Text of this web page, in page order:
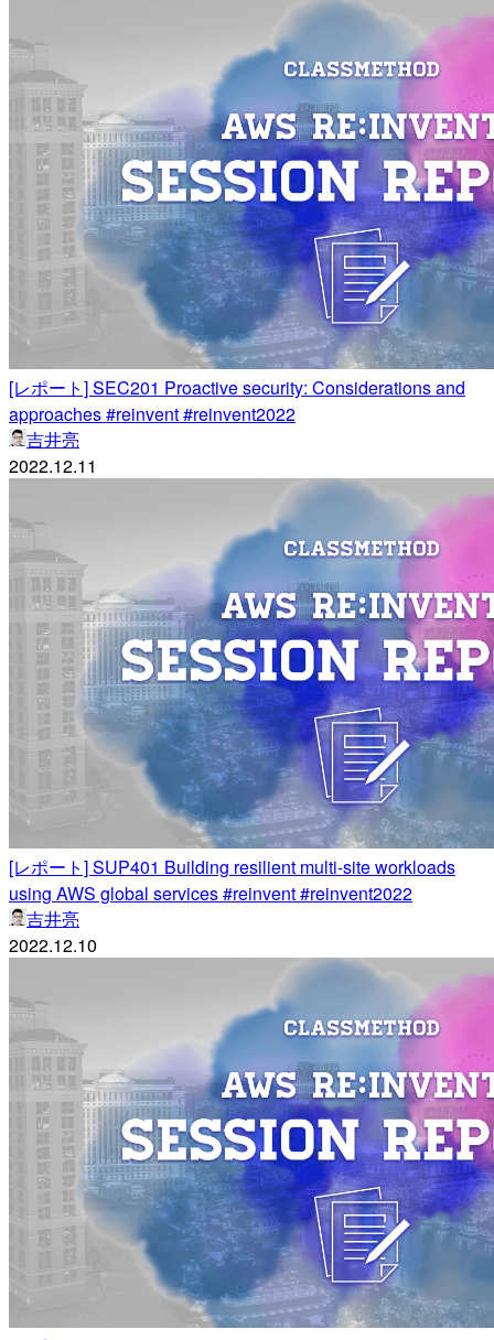
[レポート] SEC201 Proactive security: Considerations and
approaches #reinvent #reinvent2022
吉井亮
2022.12.11
[レポート] SUP401 Building resilient multi-site workloads
using AWS global services #reinvent #reinvent2022
吉井亮
2022.12.10